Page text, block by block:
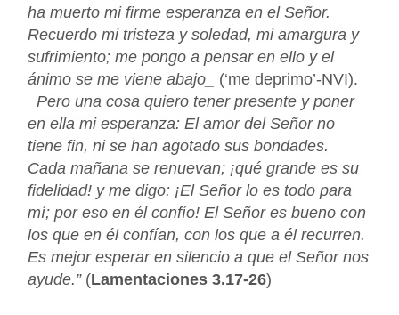
ha muerto mi firme esperanza en el Señor.
Recuerdo mi tristeza y soledad, mi amargura y
sufrimiento; me pongo a pensar en ello y el
ánimo se me viene abajo_
(‘me deprimo’-NVI).
_Pero una cosa quiero tener presente y poner
en ella mi esperanza: El amor del Señor no
tiene fin, ni se han agotado sus bondades.
Cada mañana se renuevan; ¡qué grande es su
fidelidad! y me digo: ¡El Señor lo es todo para
mí; por eso en él confío! El Señor es bueno con
los que en él confían, con los que a él recurren.
Es mejor esperar en silencio a que el Señor nos
ayude.”(Lamentaciones 3.17-26)